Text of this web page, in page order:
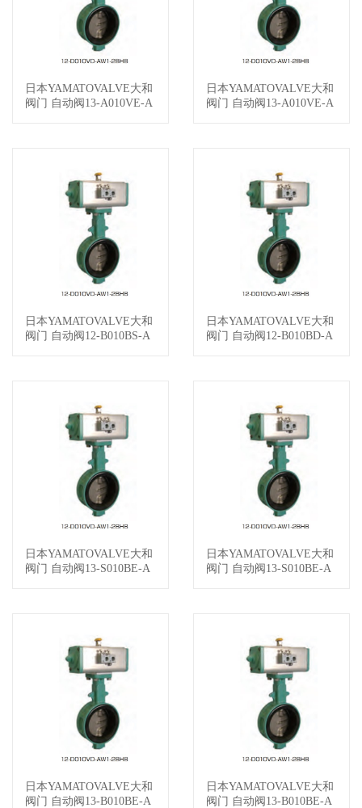
查看详情
日本YAMATOVALVE大和
阀门 自动阀13-A010VE-A
查看详情
日本YAMATOVALVE大和
阀门 自动阀13-A010VE-A
查看详情
日本YAMATOVALVE大和
阀门 自动阀12-B010BS-A
查看详情
日本YAMATOVALVE大和
阀门 自动阀12-B010BD-A
查看详情
日本YAMATOVALVE大和
阀门 自动阀13-S010BE-A
查看详情
日本YAMATOVALVE大和
阀门 自动阀13-S010BE-A
查看详情
日本YAMATOVALVE大和
阀门 自动阀13-B010BE-A
查看详情
日本YAMATOVALVE大和
阀门 自动阀13-B010BE-A